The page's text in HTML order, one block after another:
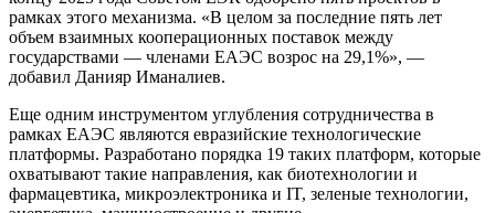
рамках этого механизма. «В целом за последние пять лет
объем взаимных кооперационных поставок между
государствами — членами ЕАЭС возрос на 29,1%», —
добавил Данияр Иманалиев.
Еще одним инструментом углубления сотрудничества в
рамках ЕАЭС являются евразийские технологические
платформы. Разработано порядка 19 таких платформ, которые
охватывают такие направления, как биотехнологии и
фармацевтика, микроэлектроника и IT, зеленые технологии,